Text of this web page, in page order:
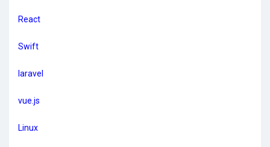
React
Swift
laravel
vue.js
Linux